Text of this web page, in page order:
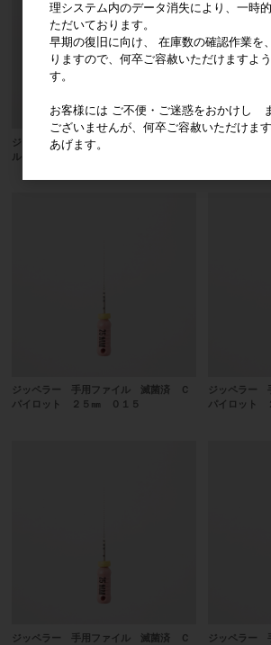
ジッペラー 手用ファイル Ｈファイ
ル １９㎜
ジッペラー
ジッペラー 手用ファイル 滅菌済 Ｃ
パイロット ２５㎜ ０１５
ジッペラー
パイロット
ジッペラー 手用ファイル 滅菌済 Ｃ
ジッペラー
理システム内のデータ消失により、一時
ただいております。
早期の復旧に向け、 在庫数の確認作業を
りますので、何卒ご容赦いただけますよ
す。
お客様には ご不便・ご迷惑をおかけし
ございませんが、何卒ご容赦いただけま
あげます。